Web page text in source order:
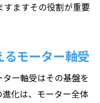
ますその役割が重要
モーター軸受
ー軸受はその基盤を
化は、モーター全体